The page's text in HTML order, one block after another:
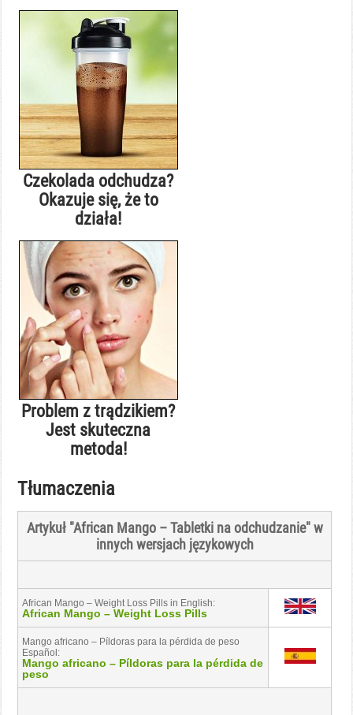
Czekolada odchudza?
Okazuje się, że to
działa!
Problem z trądzikiem?
Jest skuteczna
metoda!
Tłumaczenia
Artykuł "African Mango – Tabletki na odchudzanie" w
innych wersjach językowych
African Mango – Weight Loss Pills in English:
African Mango – Weight Loss Pills
Mango africano – Píldoras para la pérdida de peso
Español:
Mango africano – Píldoras para la pérdida de
peso